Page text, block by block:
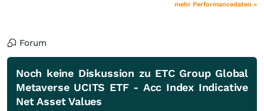
mehr Performancedaten »
Forum
Noch keine Diskussion zu ETC Group Global
Metaverse UCITS ETF - Acc Index Indicative
Net Asset Values